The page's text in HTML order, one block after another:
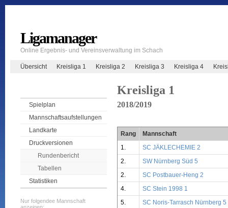
Ligamanager
Online Ergebnis- und Vereinsverwaltung im Schach
Übersicht Kreisliga 1 Kreisliga 2 Kreisliga 3 Kreisliga 4
Spielplan
Mannschaftsaufstellungen
Landkarte
Druckversionen
Rundenbericht
Tabellen
Statistiken
Nur folgendee Mannschaft
Kreisliga 1
2018/2019
Rang
Mannschaft
1.
SC JÄKLECHEMIE 2
2.
SW Nürnberg Süd 5
2.
SC Postbauer-Heng 2
4.
SC Stein 1998 1
5.
SC Noris-Tarrasch Nürnberg 5